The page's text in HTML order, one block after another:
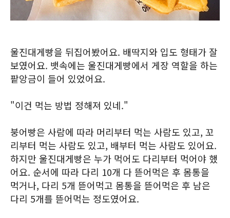
울진대게빵을 뒤집어봤어요. 배딱지와 입도 형태가 잘
보였어요. 뱃속에는 울진대게빵에서 게장 역할을 하는
팥앙금이 들어 있었어요.
"이건 먹는 방법 정해져 있네."
붕어빵은 사람에 따라 머리부터 먹는 사람도 있고, 꼬
리부터 먹는 사람도 있고, 배부터 먹는 사람도 있어요.
하지만 울진대게빵은 누가 먹어도 다리부터 먹어야 했
어요. 순서에 따라 다리 10개 다 뜯어먹은 후 몸통을
먹거나, 다리 5개 뜯어먹고 몸통을 뜯어먹은 후 남은
다리 5개를 뜯어먹는 정도였어요.